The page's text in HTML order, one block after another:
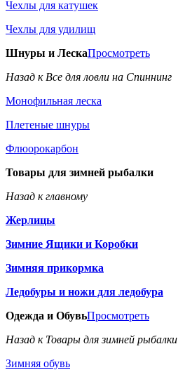
Чехлы для катушек
Чехлы для удилищ
Шнуры и ЛескаПросмотреть
Назад к Все для ловли на Спиннинг
Монофильная леска
Плетеные шнуры
Флюорокарбон
Товары для зимней рыбалки
Назад к главному
Жерлицы
Зимние Ящики и Коробки
Зимняя прикормка
Ледобуры и ножи для ледобура
Одежда и ОбувьПросмотреть
Назад к Товары для зимней рыбалки
Зимняя обувь